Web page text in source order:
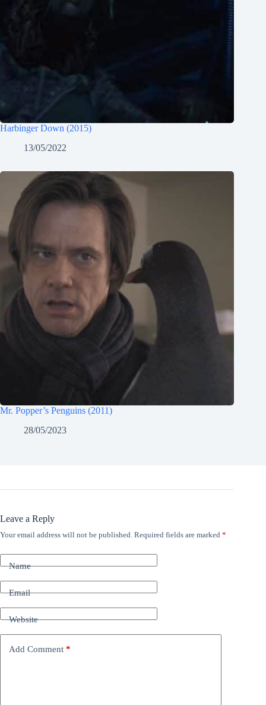
Harbinger Down (2015)
13/05/2022
Mr. Popper’s Penguins (2011)
28/05/2023
Leave a Reply
Your email address will not be published. Required fields are marked *
Name
Email
Website
Add Comment *